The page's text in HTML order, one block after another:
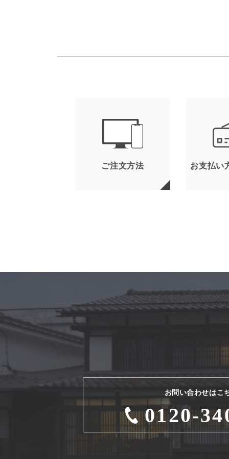
ご注文方法 お支払い
お問い合わせはこ
0120-